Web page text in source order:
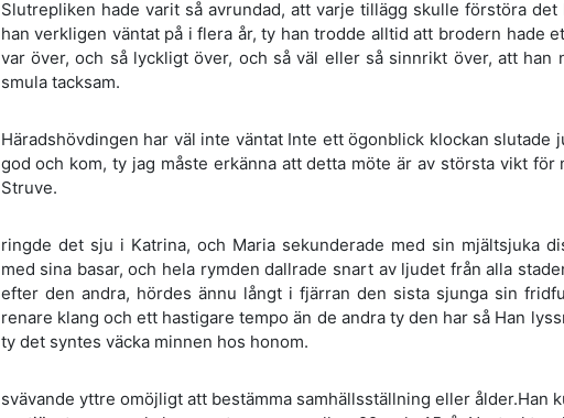
Slutrepliken hade varit så avrundad, att varje tillägg skulle förstöra
han verkligen väntat på i flera år, ty han trodde alltid att brodern hade
var över, och så lyckligt över, och så väl eller så sinnrikt över, att
smula tacksam.
Häradshövdingen har väl inte väntat Inte ett ögonblick klockan slutade
god och kom, ty jag måste erkänna att detta möte är av största vikt
Struve.
ringde det sju i Katrina, och Maria sekunderade med sin mjältsjuka
med sina basar, och hela rymden dallrade snart av ljudet från alla
efter den andra, hördes ännu långt i fjärran den sista sjunga sin
renare klang och ett hastigare tempo än de andra ty den har så Han
ty det syntes väcka minnen hos honom.
svävande yttre omöjligt att bestämma samhällsställning eller ålder.Han